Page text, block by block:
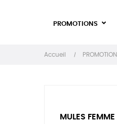
PROMOTIONS
Accueil
MULES FEMME